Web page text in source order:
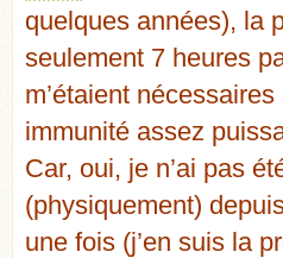
quelques années), la
seulement 7 heures
m’étaient
immunité assez
Car, oui, je n’ai pas
(physiquement)
une fois (j’en suis la